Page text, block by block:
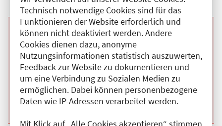
Technisch notwendige Cookies sind für das
Funktionieren der Website erforderlich und
können nicht deaktiviert werden. Andere
Cookies dienen dazu, anonyme
Nutzungsinformationen statistisch auszuwerten,
Feedback zur Website zu dokumentieren und
um eine Verbindung zu Sozialen Medien zu
ermöglichen. Dabei können personenbezogene
Daten wie IP-Adressen verarbeitet werden.
Mit Klick auf „Alle Cookies akzeptieren“ stimmen
Beginn:
12.11.2026Ende und Anfangszeit:
-12.11.2026,13:30 Uhr
Veranstaltungstitel:
Interaktive Fortbildung des Departments
Allgemeine Innere Medizin, Nephrologie,
Geriatrie
Veranstaltungsort:
Vivantes Humboldt-Klinikum, Am Nordgraben,
13509 Berlin
Kategorie:A
Fortbildungspunkte:2
Details anzeigen